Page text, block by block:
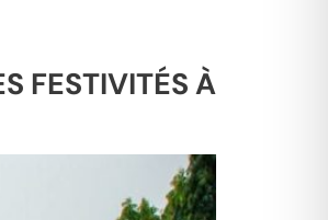
FESTIVITÉS À